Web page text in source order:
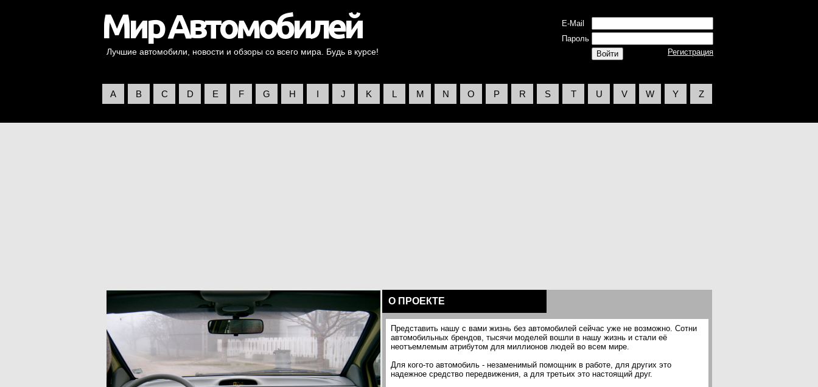
Лучшие автомобили, новости и обзоры со всего мира. Будь в курсе!
E-Mail
Пароль
Регистрация
A B C D E F G H I J K L M N O P R S T U V W Y Z
О ПРОЕКТЕ
Представить нашу с вами жизнь без автомобилей сейчас уже не возможно. Сотни
автомобильных брендов, тысячи моделей вошли в нашу жизнь и стали её
неотъемлемым атрибутом для миллионов людей во всем мире.
Для кого-то автомобиль - незаменимый помощник в работе, для других это
надежное средство передвижения, а для третьих это настоящий друг.